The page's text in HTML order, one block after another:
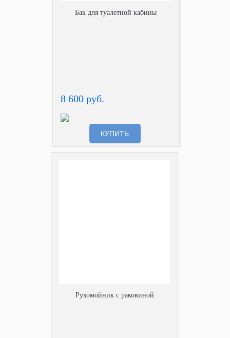
Бак для туалетной кабины
8 600 руб.
КУПИТЬ
Рукомойник с раковиной